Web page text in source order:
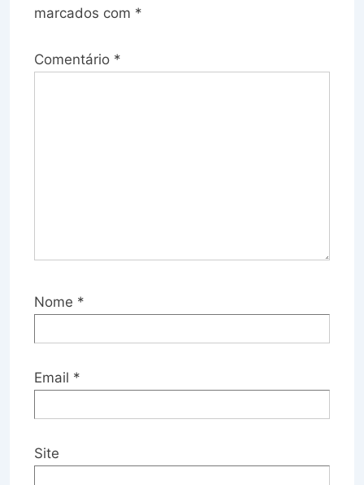
marcados com *
Comentário *
Nome *
Email *
Site